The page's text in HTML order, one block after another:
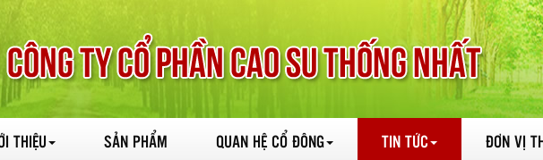
THIỆU SẢN PHẨM QUAN HỆ CỔ ĐÔNG TIN TỨC ĐƠN VỊ